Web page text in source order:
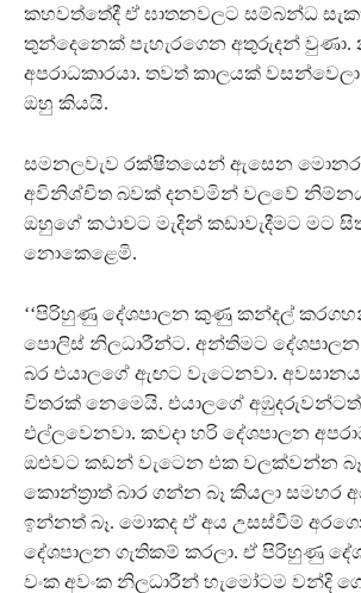
කහවත්තේදී ඒ ඝාතනවලට සම්බන්ධ
තුන්දෙනෙක් පැහැරගෙන අතුරුදන්
අපරාධකාරයා. තවත් කාලයක්
ඔහු කියයි.
සමනලවැව රක්ෂිතයෙන් ඇසෙන
අවිනිශ්චිත බවක් දනවමින් වලවේ
ඔහුගේ කථාවට මැදින් කඩාවැදීමට මට
නොකෙළෙමි.
‘‘පිරිහුණු දේශපාලන කුණු කන්දල්
පොලිස් නිලධාරීන්ට. අන්තිමට දේශපාලන
බර එයාලගේ ඇඟට වැටෙනවා.
විතරක් නෙමෙයි. එයාලගේ
එල්ලවෙනවා. කවදා හරි දේශපාලන
ඔළුවට කඩන් වැටෙන එක වලක්වන්න
කොන්ත‍‍්‍රාත් බාර ගන්න බෑ කියලා සමහර
ඉන්නත් බෑ. මොකද ඒ අය උසස්වීම්
දේශපාලන ගැතිකම් කරලා. ඒ පිරිහුණු
වංක අවංක නිලධාරීන් හැමෝටම වන්දි